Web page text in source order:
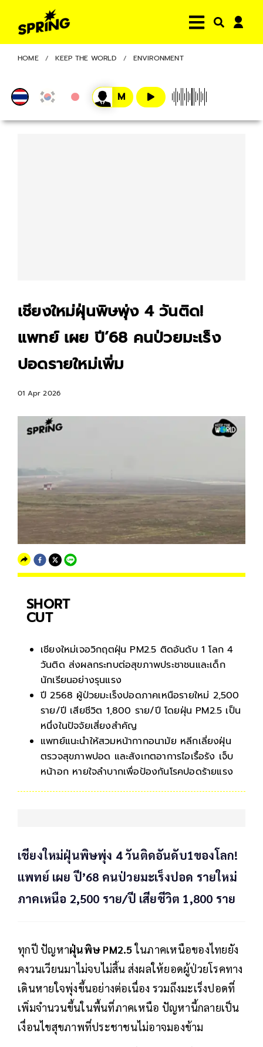
HOME KEEP THE WORLD ENVIRONMENT
เชียงใหม่ฝุ่นพิษพุ่ง 4 วันติด!
แพทย์ เผย ปี’68 คนป่วยมะเร็ง
ปอดรายใหม่เพิ่ม
01 Apr 2026
SHORT
CUT
เชียงใหม่เจอวิกฤตฝุ่น PM2.5 ติดอันดับ 1 โลก 4
วันติด ส่งผลกระทบต่อสุขภาพประชาชนและเด็ก
นักเรียนอย่างรุนแรง
ปี 2568 ผู้ป่วยมะเร็งปอดภาคเหนือรายใหม่ 2,500
ราย/ปี เสียชีวิต 1,800 ราย/ปี โดยฝุ่น PM2.5 เป็น
หนึ่งในปัจจัยเสี่ยงสำคัญ
แพทย์แนะนำให้สวมหน้ากากอนามัย หลีกเลี่ยงฝุ่น
ตรวจสุขภาพปอด และสังเกตอาการไอเรื้อรัง เจ็บ
หน้าอก หายใจลำบากเพื่อป้องกันโรคปอดร้ายแรง
เชียงใหม่ฝุ่นพิษพุ่ง 4 วันติดอันดับ1ของโลก!
แพทย์ เผย ปี’68 คนป่วยมะเร็งปอด รายใหม่
ภาคเหนือ 2,500 ราย/ปี เสียชีวิต 1,800 ราย
ทุกปี ปัญหาฝุ่นพิษ PM2.5ในภาคเหนือของไทยยัง
คงวนเวียนมาไม่จบไม่สิ้น ส่งผลให้ยอดผู้ป่วยโรคทาง
เดินหายใจพุ่งขึ้นอย่างต่อเนื่อง รวมถึงมะเร็งปอดที่
เพิ่มจำนวนขึ้นในพื้นที่ภาคเหนือ ปัญหานี้กลายเป็น
เงื่อนไขสุขภาพที่ประชาชนไม่อาจมองข้าม